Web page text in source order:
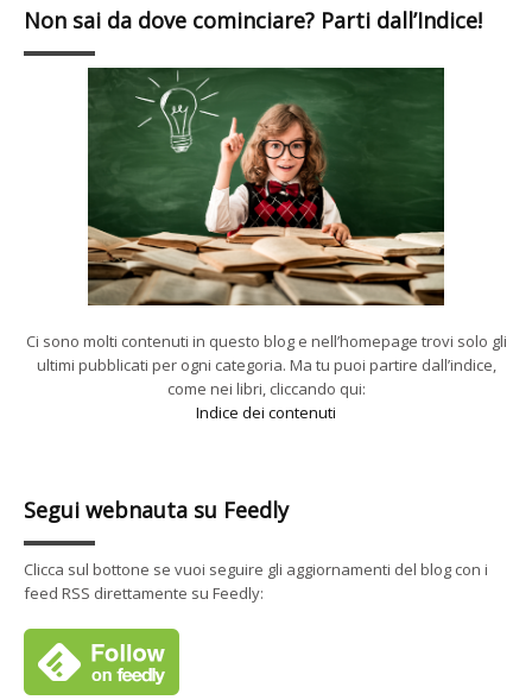
Non sai da dove cominciare? Parti dall’Indice!
Ci sono molti contenuti in questo blog e nell’homepage trovi solo gli
ultimi pubblicati per ogni categoria. Ma tu puoi partire dall’indice,
come nei libri, cliccando qui:
Indice dei contenuti
Segui webnauta su Feedly
Clicca sul bottone se vuoi seguire gli aggiornamenti del blog con i
feed RSS direttamente su Feedly: